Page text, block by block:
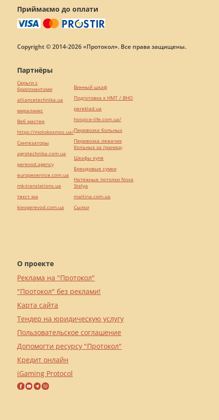
Приймаємо до оплати
Copyright © 2014-2026 «Протокол». Все права защищены.
О проекте
Реклама на "Протокол"
"Протокол" без реклами!
Карта сайта
Тендер на юридическую услугу
Пользовательское соглашение
Допомогти ресурсу "Протокол"
Кредит онлайн
iGaming Protocol
Партнёры
Серьги с
бриллиантами
alliancetechnika.ua
миралинкс
Веб мастер
https://motokosmos.ua/
Синтезаторы
agrotechnika.com.ua
perevod.agency
europeservice.com.ua
mk-translations.ua
текст юа
kievperevod.com.ua
Винный шкаф
Подготовка к НМТ / ВНО
pereklad.ua
hospice-life.com.ua/
Перевозка больных
Перевозка лежачих
больных за границу
Шкафы купе
Брендовые сумки
Натяжные потолки Nova
Stelya
maltina.com.ua
Cылки